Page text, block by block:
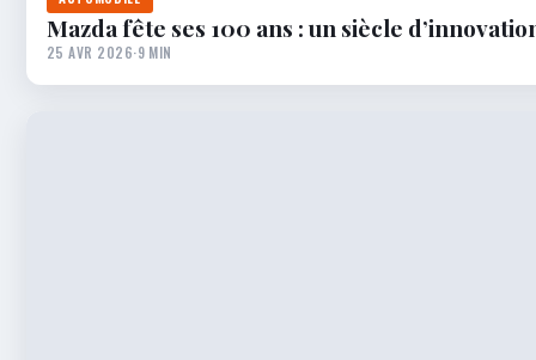
Mazda fête ses 100 ans : un siècle
25 AVR 2026·9 MIN